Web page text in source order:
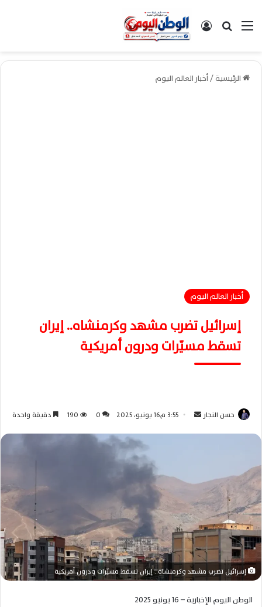
القائمةبحث عن تسجيل الدخول
الرئيسية/أخبار العالم اليوم
أخبار العالم اليوم
إسرائيل تضرب مشهد وكرمنشاه.. إيران
تسقط مسيّرات ودرون أمريكية
حسن النجار
ر
د
ا
إ
ل
ك
ت
ر
3:55 م16 يونيو، 2025 0
190 دقيقة واحدة
إسرائيل تضرب مشهد وكرمنشاه.. إيران تسقط مسيّرات ودرون أمريكية
الوطن اليوم الإخبارية – 16 يونيو 2025